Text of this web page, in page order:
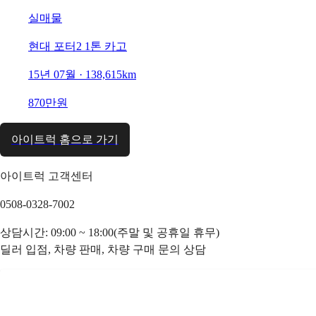
실매물
현대 포터2 1톤 카고
15년 07월 · 138,615km
870만원
아이트럭 홈으로 가기
아이트럭 고객센터
0508-0328-7002
상담시간: 09:00 ~ 18:00(주말 및 공휴일 휴무)
딜러 입점, 차량 판매, 차량 구매 문의 상담